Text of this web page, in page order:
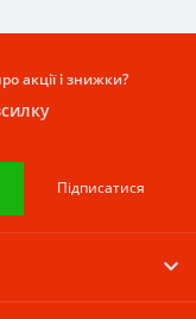
акції і знижки?
Підписатися